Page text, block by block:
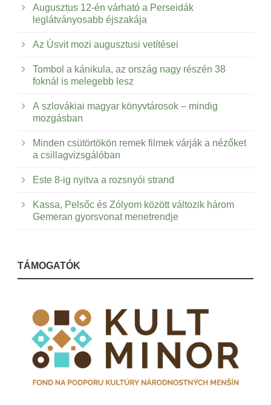
Augusztus 12-én várható a Perseidák
leglátványosabb éjszakája
Az Úsvit mozi augusztusi vetítései
Tombol a kánikula, az ország nagy részén 38
foknál is melegebb lesz
A szlovákiai magyar könyvtárosok – mindig
mozgásban
Minden csütörtökön remek filmek várják a nézőket
a csillagvizsgálóban
Este 8-ig nyitva a rozsnyói strand
Kassa, Pelsőc és Zólyom között változik három
Gemeran gyorsvonat menetrendje
TÁMOGATÓK